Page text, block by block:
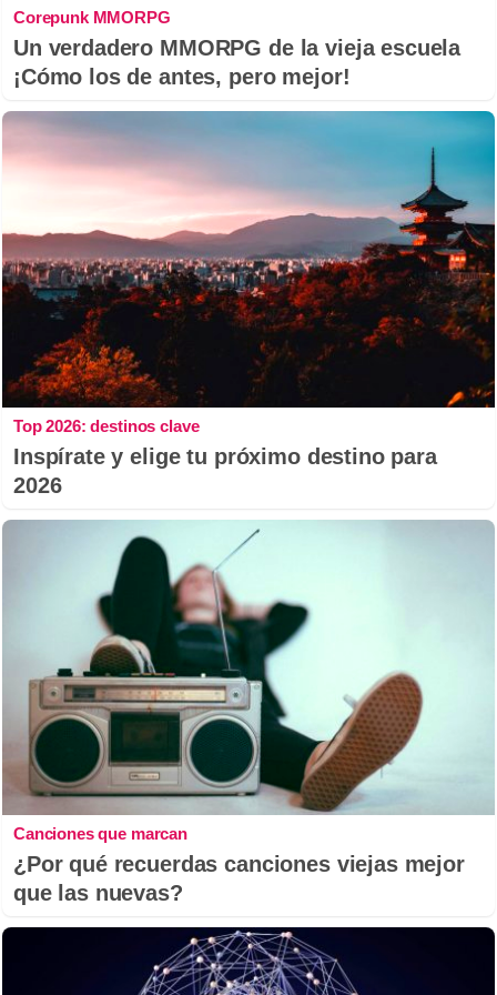
Corepunk MMORPG
Un verdadero MMORPG de la vieja escuela
¡Cómo los de antes, pero mejor!
Top 2026: destinos clave
Inspírate y elige tu próximo destino para
2026
Canciones que marcan
¿Por qué recuerdas canciones viejas mejor
que las nuevas?